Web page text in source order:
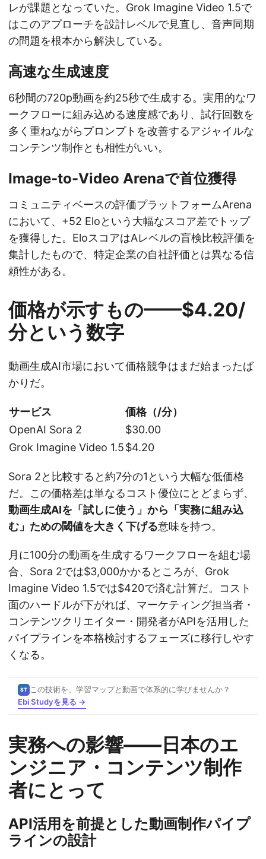
レが課題となっていた。Grok Imagine Video 1.5で
はこのアプローチを設計レベルで見直し、音声同期
の問題を根本から解決している。
高速な生成速度
6秒間の720p動画を約25秒で生成する。実用的なワ
ークフローに組み込める速度感であり、試行回数を
多く重ねながらプロンプトを改善するアジャイルな
コンテンツ制作とも相性がいい。
Image-to-Video Arenaで首位獲得
コミュニティベースの評価プラットフォームArena
において、+52 Eloという大幅なスコア差でトップ
を獲得した。EloスコアはAレベルの盲検比較評価を
集計したもので、特定企業の自社評価とは異なる信
頼性がある。
価格が示すもの——$4.20/
分という数字
動画生成AI市場において価格競争はまだ始まったば
かりだ。
サービス
価格（/分）
OpenAI Sora 2
$30.00
Grok Imagine Video 1.5$4.20
Sora 2と比較すると約7分の1という大幅な低価格
だ。この価格差は単なるコスト優位にとどまらず、
動画生成AIを「試しに使う」から「実務に組み込
む」ための閾値を大きく下げる意味を持つ。
月に100分の動画を生成するワークフローを組む場
合、Sora 2では$3,000かかるところが、Grok
Imagine Video 1.5では$420で済む計算だ。コスト
面のハードルが下がれば、マーケティング担当者・
コンテンツクリエイター・開発者がAPIを活用した
パイプラインを本格検討するフェーズに移行しやす
くなる。
ST この技術を、学習マップと動画で体系的に学びませんか？
Ebi Studyを見る →
実務への影響——日本のエ
ンジニア・コンテンツ制作
者にとって
API活用を前提とした動画制作パイプ
ラインの設計